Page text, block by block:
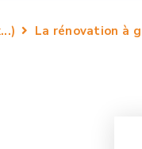
La rénovation à